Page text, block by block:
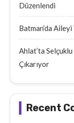
Düzenlendi
Batman’da
Ahlat’ta
Çıkarıyor
Recent